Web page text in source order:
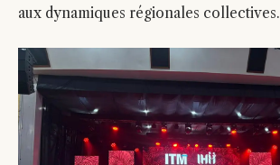
aux dynamiques régionales collectives.